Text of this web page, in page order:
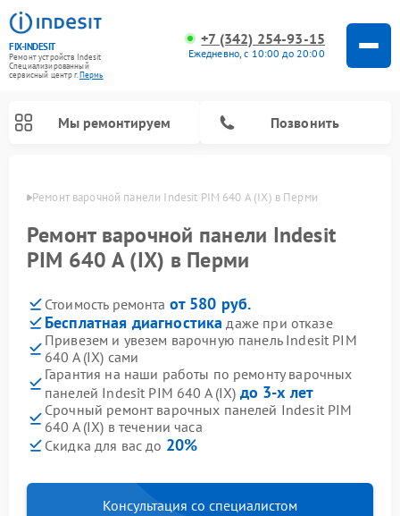
FIX-INDESIT
Ремонт устройств Indesit
Специализированный
cервисный центр г.Пермь
+7 (342) 254-93-15
Ежедневно, с 10:00 до 20:00
Мы ремонтируем Позвонить
Ремонт варочной панели Indesit PIM 640 A (IX) в Перми
Ремонт варочной панели Indesit
PIM 640 A (IX) в Перми
Стоимость ремонта от 580 руб.
Бесплатная диагностика даже при отказе
Привезем и увезем варочную панель Indesit PIM
640 A (IX) сами
Гарантия на наши работы по ремонту варочных
панелей Indesit PIM 640 A (IX) до 3-х лет
Срочный ремонт варочных панелей Indesit PIM
640 A (IX) в течении часа
Скидка для вас до 20%
Консультация со специалистом